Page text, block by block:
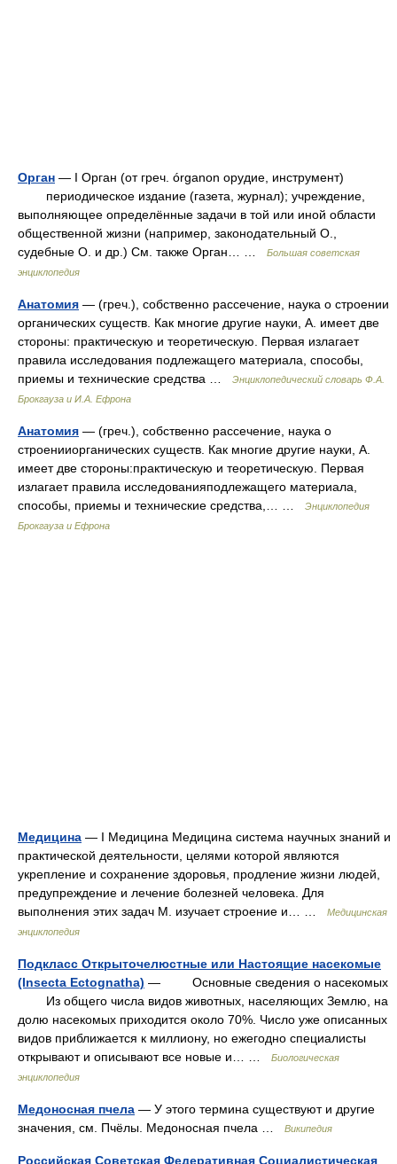
Орган — I Орган (от греч. órganon орудие, инструмент)
периодическое издание (газета, журнал); учреждение,
выполняющее определённые задачи в той или иной области
общественной жизни (например, законодательный О.,
судебные О. и др.) См. также Орган… …
Большая советская
энциклопедия
Анатомия — (греч.), собственно рассечение, наука о строении
органических существ. Как многие другие науки, А. имеет две
стороны: практическую и теоретическую. Первая излагает
правила исследования подлежащего материала, способы,
приемы и технические средства …
Энциклопедический словарь Ф.А.
Брокгауза и И.А. Ефрона
Анатомия — (греч.), собственно рассечение, наука о
строенииорганических существ. Как многие другие науки, А.
имеет две стороны:практическую и теоретическую. Первая
излагает правила исследованияподлежащего материала,
способы, приемы и технические средства,… …
Энциклопедия
Брокгауза и Ефрона
Медицина — I Медицина Медицина система научных знаний и
практической деятельности, целями которой являются
укрепление и сохранение здоровья, продление жизни людей,
предупреждение и лечение болезней человека. Для
выполнения этих задач М. изучает строение и… …
Медицинская
энциклопедия
Подкласс Открыточелюстные или Настоящие насекомые
(Insectа Ectognatha) — Основные сведения о насекомых
Из общего числа видов животных, населяющих Землю, на
долю насекомых приходится около 70%. Число уже описанных
видов приближается к миллиону, но ежегодно специалисты
открывают и описывают все новые и… …
Биологическая
энциклопедия
Медоносная пчела — У этого термина существуют и другие
значения, см. Пчёлы. Медоносная пчела …
Википедия
Российская Советская Федеративная Социалистическая